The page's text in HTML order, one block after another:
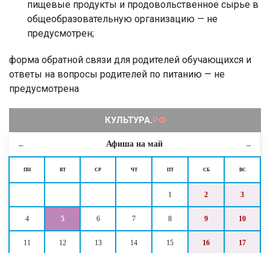
← Афиша на май →
ПН ВТ СР ЧТ ПТ СБ ВС
1 2 3
4 5 6 7 8 9 10
11 12 13 14 15 16 17
пищевые продукты и продовольственное сырье в
общеобразовательную организацию — не
предусмотрен;
форма обратной связи для родителей обучающихся и
ответы на вопросы родителей по питанию — не
предусмотрена